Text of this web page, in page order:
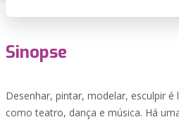
Sinopse
Desenhar, pintar, modelar, esculpir é
como teatro, dança e música. Há